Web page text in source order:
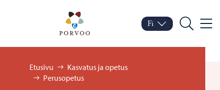
Porvoo – Siirry
Vaihda kieltä
Nykyinen kieli: Suomi
Fi
Hae
Selaa:
Etusivu
Kasvatus ja opetus
Perusopetus